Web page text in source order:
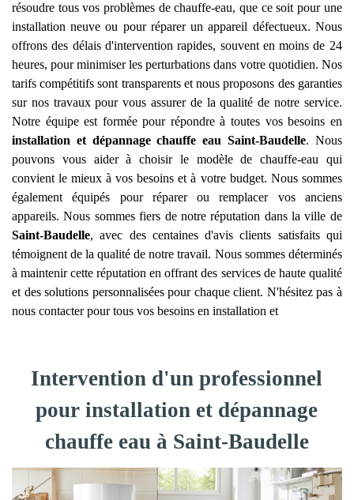
résoudre tous vos problèmes de chauffe-eau, que ce soit pour une
installation neuve ou pour réparer un appareil défectueux. Nous
offrons des délais d'intervention rapides, souvent en moins de 24
heures, pour minimiser les perturbations dans votre quotidien. Nos
tarifs compétitifs sont transparents et nous proposons des garanties
sur nos travaux pour vous assurer de la qualité de notre service.
Notre équipe est formée pour répondre à toutes vos besoins en
installation et dépannage chauffe eau Saint-Baudelle. Nous
pouvons vous aider à choisir le modèle de chauffe-eau qui
convient le mieux à vos besoins et à votre budget. Nous sommes
également équipés pour réparer ou remplacer vos anciens
appareils. Nous sommes fiers de notre réputation dans la ville de
Saint-Baudelle, avec des centaines d'avis clients satisfaits qui
témoignent de la qualité de notre travail. Nous sommes déterminés
à maintenir cette réputation en offrant des services de haute qualité
et des solutions personnalisées pour chaque client. N'hésitez pas à
nous contacter pour tous vos besoins en installation et
Intervention d'un professionnel
pour installation et dépannage
chauffe eau à Saint-Baudelle